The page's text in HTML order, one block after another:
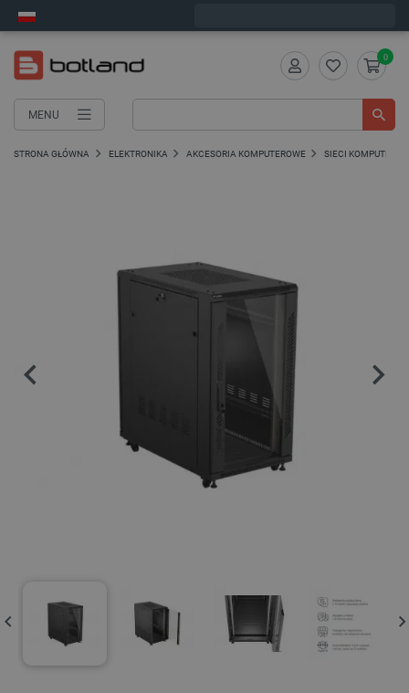
MENU
0
STRONA GŁÓWNA ELEKTRONIKA AKCESORIA KOMPUTEROWE SIECI